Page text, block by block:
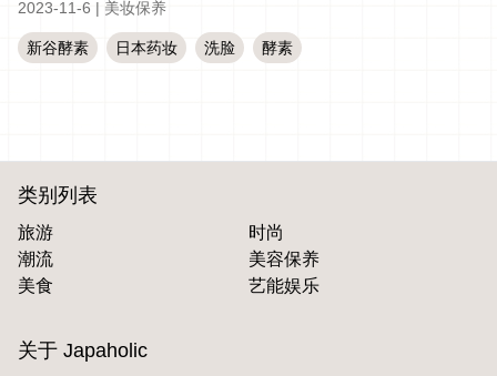
2023-11-6 | 美妆保养
新谷酵素 日本药妆 洗脸 酵素
类别列表
旅游
时尚
潮流
美容保养
美食
艺能娱乐
关于 Japaholic